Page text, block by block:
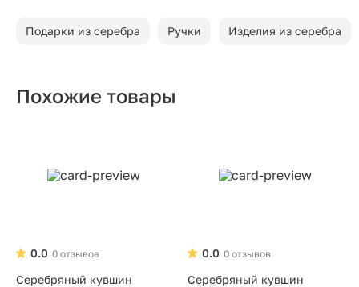
Подарки из серебра Ручки Изделия из серебра
Похожие товары
0 отзывов
0.0
Серебряный кувшин
0 отзывов
0.0
Серебряный кувшин